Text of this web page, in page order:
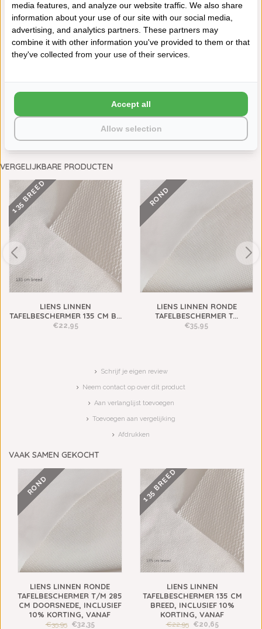
maak een keuze:*
VERGELIJKBARE PRODUCTEN
135 BREED
LIENS LINNEN
TAFELBESCHERMER 135 CM B...
€22,95
ROND
LIENS LINNEN RONDE
TAFELBESCHERMER T...
€35,95
Schrijf je eigen review
Neem contact op over dit product
Aan verlanglijst toevoegen
Toevoegen aan vergelijking
Afdrukken
VAAK SAMEN GEKOCHT
ROND
LIENS LINNEN RONDE
TAFELBESCHERMER T/M 285
CM DOORSNEDE, INCLUSIEF
10% KORTING, VANAF
€35,95 €32,35
135 BREED
LIENS LINNEN
TAFELBESCHERMER 135 CM
BREED, INCLUSIEF 10%
KORTING, VANAF
€22,95 €20,65
media features, and analyze our website traffic. We also share
information about your use of our site with our social media,
advertising, and analytics partners. These partners may
combine it with other information you've provided to them or that
they've collected from your use of their services.
Allow selection
Accept all